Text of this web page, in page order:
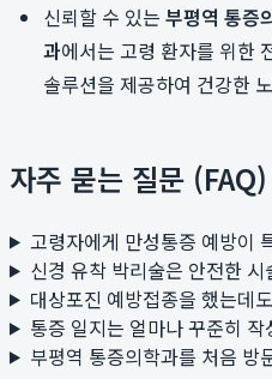
신뢰할 수 있는 부평역 통증
과에서는 고령 환자를 위한
솔루션을 제공하여 건강한
자주 묻는 질문 (FAQ)
고령자에게 만성통증 예방이
신경 유착 박리술은 안전한
대상포진 예방접종을 했는데
통증 일지는 얼마나 꾸준히
부평역 통증의학과를 처음 방